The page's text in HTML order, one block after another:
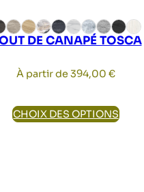
DE CANAPÉ TOSCA
À partir de394,00 €
CHOIX DES OPTIONS